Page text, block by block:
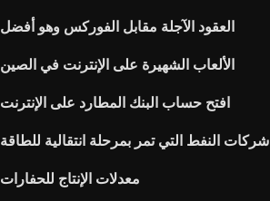
العقود الآجلة مقابل الفوركس وهو أفضل
الألعاب الشهيرة على الإنترنت في الصين
افتح حساب البنك المطارد على الإنترنت
شركات النفط التي تمر بمرحلة انتقالية للطاقة
معدلات الإنتاج للحفارات